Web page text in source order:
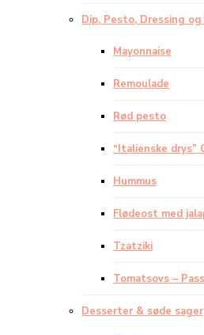
Dip, Pesto, Dressing
Mayonnaise
Remoulade
Rød pesto
“Italienske drys”
Hummus
Flødeost med
Tzatziki
Tomatsovs –
Desserter & søde sager